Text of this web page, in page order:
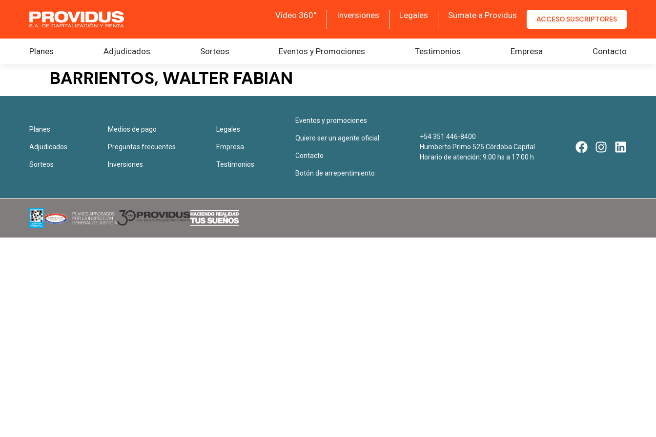
Video 360° Inversiones Legales Sumate a Providus ACCESO SUSCRIPTORES
Planes Adjudicados Sorteos Eventos y Promociones Testimonios Empresa Contacto
BARRIENTOS, WALTER FABIAN
Planes
Adjudicados
Sorteos
Medios de pago
Preguntas frecuentes
Inversiones
Legales
Empresa
Testimonios
Eventos y promociones
Quiero ser un agente oficial
Contacto
Botón de arrepentimiento
+54 351 446-8400
Humberto Primo 525 Córdoba Capital
Horario de atención: 9:00 hs a 17:00 h